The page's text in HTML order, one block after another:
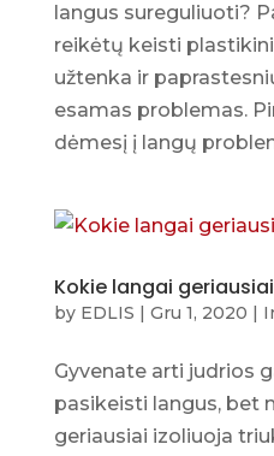
langus sureguliuoti?
reikėtų keisti
užtenka ir
esamas problemas.
dėmesį į langų
Kokie langai
by EDLIS | Gru 1, 2020 |
Gyvenate arti judrios
pasikeisti langus, bet
geriausiai izoliuoja